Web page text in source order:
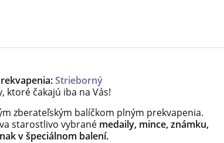
Strieborný
ktoré čakajú iba na Vás!
zberateľským balíčkom plným prekvapenia.
starostlivo vybrané medaily, mince, známku,
v špeciálnom balení.